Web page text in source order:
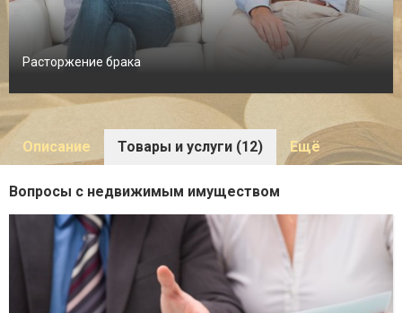
Расторжение брака
Описание Товары и услуги (12) Ещё
Вопросы с недвижимым имуществом